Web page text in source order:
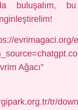
buluşalım,
evrimagaci.org/
Ağacı”
tr/